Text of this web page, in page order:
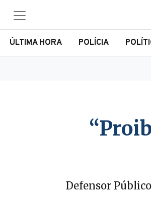
ÚLTIMA HORA POLÍCIA
Defensor